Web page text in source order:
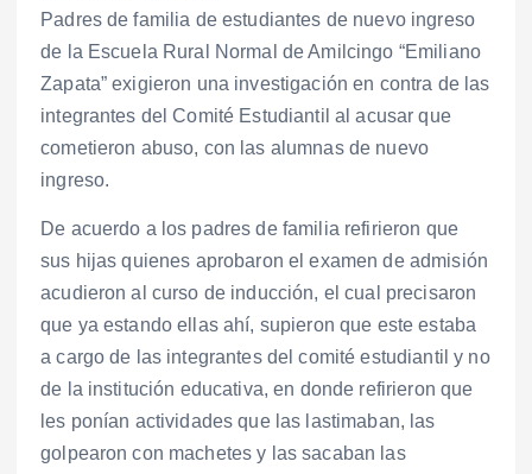
Padres de familia de estudiantes de nuevo ingreso
de la Escuela Rural Normal de Amilcingo “Emiliano
Zapata” exigieron una investigación en contra de las
integrantes del Comité Estudiantil al acusar que
cometieron abuso, con las alumnas de nuevo
ingreso.
De acuerdo a los padres de familia refirieron que
sus hijas quienes aprobaron el examen de admisión
acudieron al curso de inducción, el cual precisaron
que ya estando ellas ahí, supieron que este estaba
a cargo de las integrantes del comité estudiantil y no
de la institución educativa, en donde refirieron que
les ponían actividades que las lastimaban, las
golpearon con machetes y las sacaban las